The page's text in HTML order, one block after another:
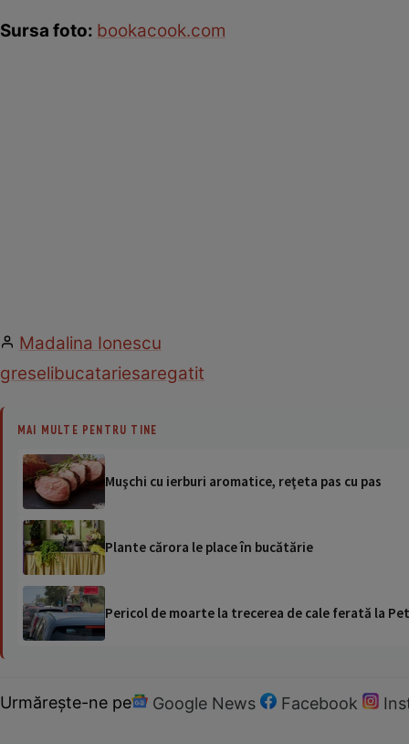
Sursa foto: bookacook.com
Madalina Ionescu
greselibucatariesaregatit
MAI MULTE PENTRU TINE
Muşchi cu ierburi aromatice, reţeta pas cu pas
Plante cărora le place în bucătărie
Pericol de moarte la trecerea de cale ferată la
Urmărește-ne pe Google News Facebook